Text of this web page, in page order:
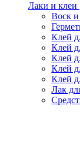
Лаки и клеи
Воск и
Клей
Клей
Клей
Клей
Клей
Лак